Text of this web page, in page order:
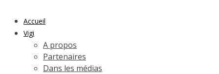
Accueil
Vigi
A propos
Partenaires
Dans les médias